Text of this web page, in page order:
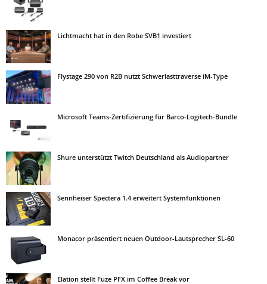
Lichtmacht hat in den Robe SVB1 investiert
Flystage 290 von R2B nutzt Schwerlasttraverse iM-Type
Microsoft Teams-Zertifizierung für Barco-Logitech-Bundle
Shure unterstützt Twitch Deutschland als Audiopartner
Sennheiser Spectera 1.4 erweitert Systemfunktionen
Monacor präsentiert neuen Outdoor-Lautsprecher SL-60
Elation stellt Fuze PFX im Coffee Break vor